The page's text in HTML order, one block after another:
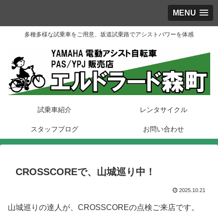
MENU
多種多様な試乗車をご用意、坂道試乗路でアシストパワーを体感
試乗車紹介 レンタサイクル
スタッフブログ お問い合わせ
CROSSCOREで、山城巡り中！
2025.10.21
山城巡りの達人が、CROSSCOREの点検ご来店です。